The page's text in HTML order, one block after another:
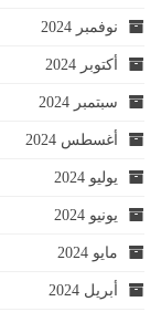
نوفمبر 2024
أكتوبر 2024
سبتمبر 2024
أغسطس 2024
يوليو 2024
يونيو 2024
مايو 2024
أبريل 2024